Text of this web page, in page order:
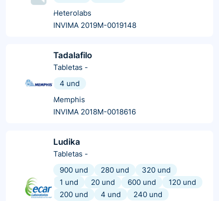
Heterolabs
INVIMA 2019M-0019148
Tadalafilo
Tabletas -
4 und
Memphis
INVIMA 2018M-0018616
Ludika
Tabletas -
900 und
280 und
320 und
1 und
20 und 600 und
120 und
200 und
4 und
240 und